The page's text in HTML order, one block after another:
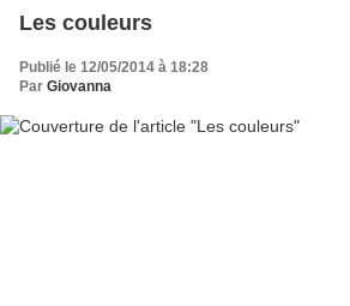
Les couleurs
Publié le 12/05/2014 à 18:28
Par Giovanna